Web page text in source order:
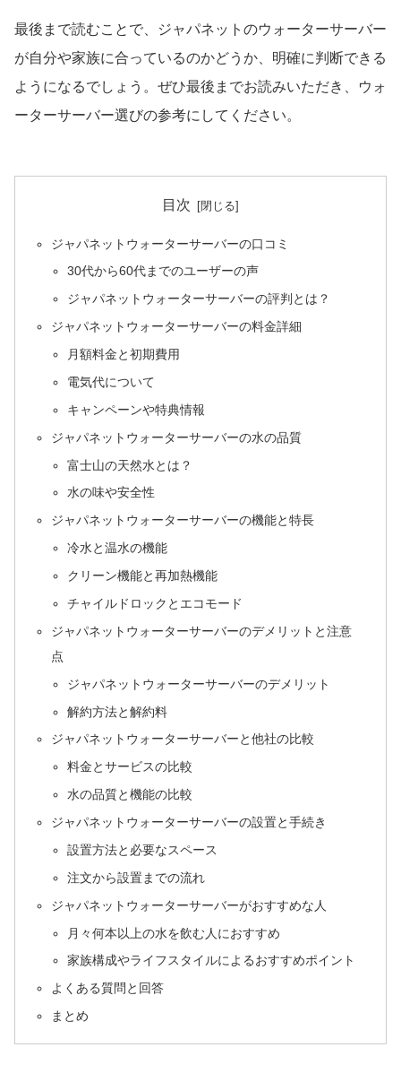
最後まで読むことで、ジャパネットのウォーターサーバー
が自分や家族に合っているのかどうか、明確に判断できる
ようになるでしょう。ぜひ最後までお読みいただき、ウォ
ーターサーバー選びの参考にしてください。
目次
ジャパネットウォーターサーバーの口コミ
30代から60代までのユーザーの声
ジャパネットウォーターサーバーの評判とは？
ジャパネットウォーターサーバーの料金詳細
月額料金と初期費用
電気代について
キャンペーンや特典情報
ジャパネットウォーターサーバーの水の品質
富士山の天然水とは？
水の味や安全性
ジャパネットウォーターサーバーの機能と特長
冷水と温水の機能
クリーン機能と再加熱機能
チャイルドロックとエコモード
ジャパネットウォーターサーバーのデメリットと注意
点
ジャパネットウォーターサーバーのデメリット
解約方法と解約料
ジャパネットウォーターサーバーと他社の比較
料金とサービスの比較
水の品質と機能の比較
ジャパネットウォーターサーバーの設置と手続き
設置方法と必要なスペース
注文から設置までの流れ
ジャパネットウォーターサーバーがおすすめな人
月々何本以上の水を飲む人におすすめ
家族構成やライフスタイルによるおすすめポイント
よくある質問と回答
まとめ